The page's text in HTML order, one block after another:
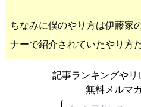
ちなみに僕のやり方は伊藤家
ナーで紹介されていたやり方
記事ランキングやリ
無料メルマ